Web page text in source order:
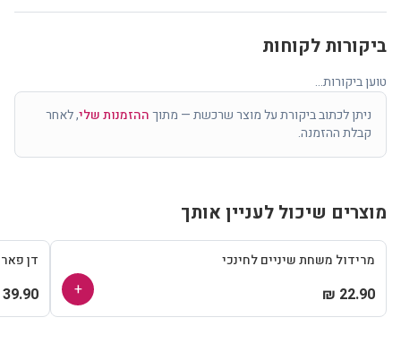
ביקורות לקוחות
טוען ביקורות...
ניתן לכתוב ביקורת על מוצר שרכשת — מתוךההזמנות שלי, לאחר
קבלת ההזמנה.
מוצרים שיכול לעניין אותך
מרידול משחת שיניים לחינכי
22.90 ₪
+
דן
39.90 ₪